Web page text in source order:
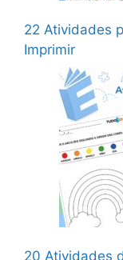
22 Atividades
Imprimir
20 Atividades